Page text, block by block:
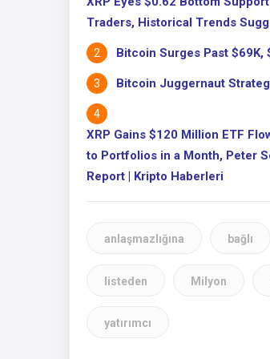
Traders, Historical Trends
Bitcoin Surges Past
Bitcoin Juggernaut
XRP Gains $120 Million ETF
to Portfolios in a Month, Peter
Report | Kripto Haberleri
anlaşmazlığına bağlı
listeden Milyon
yatırımcı